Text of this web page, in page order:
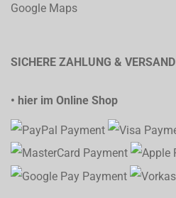
Google Maps
SICHERE ZAHLUNG & VERSAND
• hier im Online Shop